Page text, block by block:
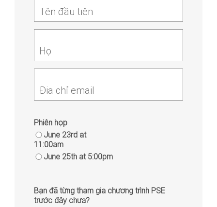
Tên đầu tiên
Họ
Địa chỉ email
Phiên họp
June 23rd at
11:00am
June 25th at 5:00pm
Bạn đã từng tham gia chương trình PSE
trước đây chưa?